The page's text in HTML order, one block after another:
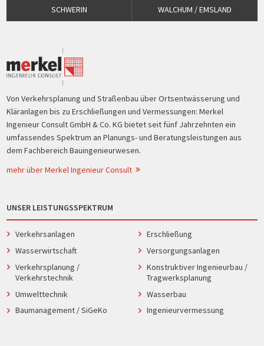
SCHWERIN WALCHUM / EMSLAND
Von Verkehrsplanung und Straßenbau über Ortsentwässerung und
Kläranlagen bis zu Erschließungen und Vermessungen: Merkel
Ingenieur Consult GmbH & Co. KG bietet seit fünf Jahrzehnten ein
umfassendes Spektrum an Planungs- und Beratungsleistungen aus
dem Fachbereich Bauingenieurwesen.
mehr über Merkel Ingenieur Consult
UNSER LEISTUNGSSPEKTRUM
Verkehrsanlagen
Wasserwirtschaft
Verkehrsplanung /
Verkehrstechnik
Umwelttechnik
Baumanagement / SiGeKo
Erschließung
Versorgungsanlagen
Konstruktiver Ingenieurbau /
Tragwerksplanung
Wasserbau
Ingenieurvermessung